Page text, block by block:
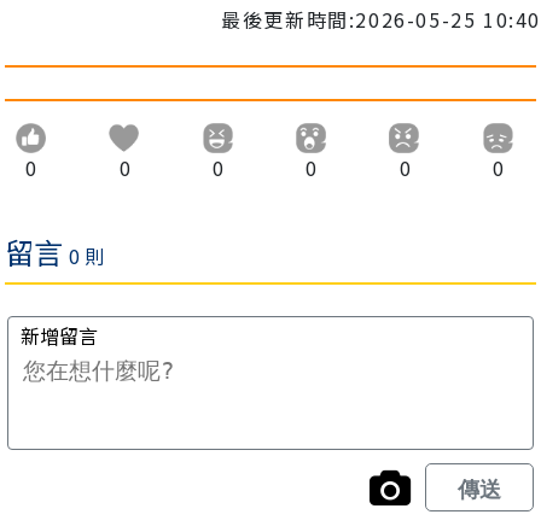
最後更新時間:2026-05-25 10:40
0 0 0 0 0 0